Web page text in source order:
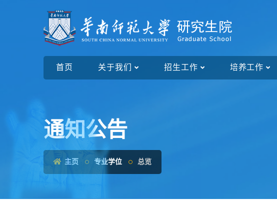
首页 关于我们 招生工作 培养工作
通知公告
主页 专业学位 总览